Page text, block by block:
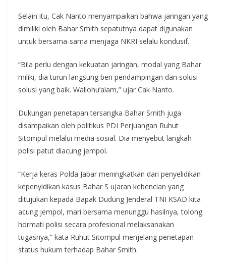
Selain itu, Cak Nanto menyampaikan bahwa jaringan yang
dimiliki oleh Bahar Smith sepatutnya dapat digunakan
untuk bersama-sama menjaga NKRI selalu kondusif.
“Bila perlu dengan kekuatan jaringan, modal yang Bahar
miliki, dia turun langsung beri pendampingan dan solusi-
solusi yang baik. Wallohu’alam,” ujar Cak Nanto.
Dukungan penetapan tersangka Bahar Smith juga
disampaikan oleh politikus PDI Perjuangan Ruhut
Sitompul melalui media sosial. Dia menyebut langkah
polisi patut diacung jempol.
“Kerja keras Polda Jabar meningkatkan dari penyelidikan
kepenyidikan kasus Bahar S ujaran kebencian yang
ditujukan kepada Bapak Dudung Jenderal TNI KSAD kita
acung jempol, mari bersama menunggu hasilnya, tolong
hormati polisi secara profesional melaksanakan
tugasnya,” kata Ruhut Sitompul menjelang penetapan
status hukum terhadap Bahar Smith.